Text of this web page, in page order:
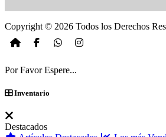
Copyright © 2026 Todos los Derechos
Por Favor Espere...
Inventario
Destacados